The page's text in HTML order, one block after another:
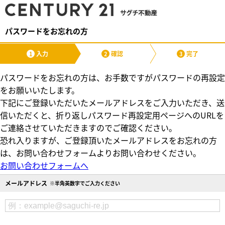
パスワードをお忘れの方
1 入力 2 確認 3 完了
パスワードをお忘れの方は、お手数ですがパスワードの再設定
をお願いいたします。
下記にご登録いただいたメールアドレスをご入力いただき、送
信いただくと、折り返しパスワード再設定用ページへのURLを
ご連絡させていただきますのでご確認ください。
恐れ入りますが、ご登録頂いたメールアドレスをお忘れの方
は、お問い合わせフォームよりお問い合わせください。
お問い合わせフォームへ
メールアドレス ※半角英数字でご入力ください